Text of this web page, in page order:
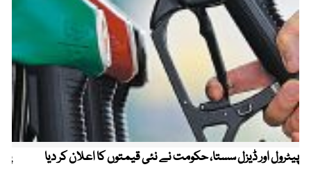
پیٹرول اور ڈیزل سستا، حکومت نے نئی قیمتوں کا اعلان کر دیا